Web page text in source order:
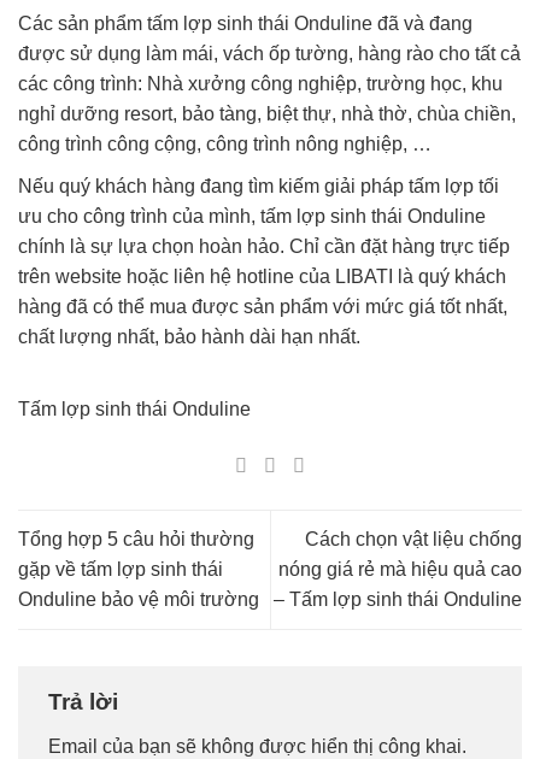
Các sản phẩm tấm lợp sinh thái Onduline đã và đang
được sử dụng làm mái, vách ốp tường, hàng rào cho tất cả
các công trình: Nhà xưởng công nghiệp, trường học, khu
nghỉ dưỡng resort, bảo tàng, biệt thự, nhà thờ, chùa chiền,
công trình công cộng, công trình nông nghiệp, …
Nếu quý khách hàng đang tìm kiếm giải pháp tấm lợp tối
ưu cho công trình của mình, tấm lợp sinh thái Onduline
chính là sự lựa chọn hoàn hảo. Chỉ cần đặt hàng trực tiếp
trên website hoặc liên hệ hotline của LIBATI là quý khách
hàng đã có thể mua được sản phẩm với mức giá tốt nhất,
chất lượng nhất, bảo hành dài hạn nhất.
Tấm lợp sinh thái Onduline
Tổng hợp 5 câu hỏi thường
gặp về tấm lợp sinh thái
Onduline bảo vệ môi trường
Cách chọn vật liệu chống
nóng giá rẻ mà hiệu quả cao
– Tấm lợp sinh thái Onduline
Trả lời
Email của bạn sẽ không được hiển thị công khai.